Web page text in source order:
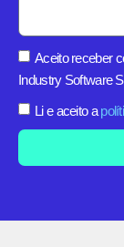
Aceito receber
Industry Software
Li e aceito a